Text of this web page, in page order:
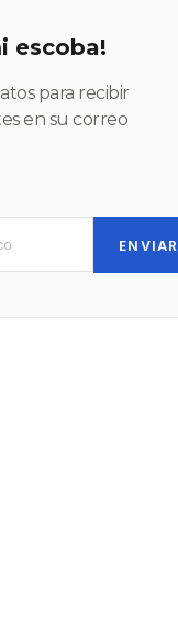
escoba!
para recibir
en su correo
ENVIAR